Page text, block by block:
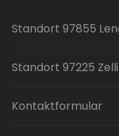
Standort 97855
Standort 97225
Kontaktformular